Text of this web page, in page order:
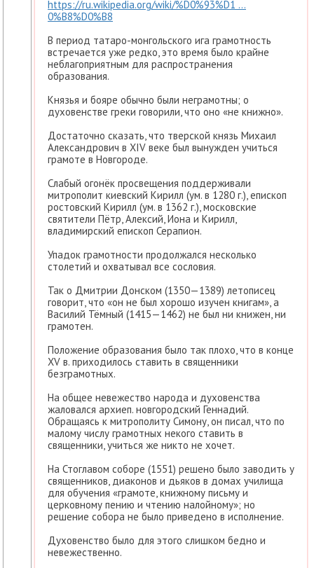
https://ru.wikipedia.org/wiki/%D0%93%D1 ...
0%B8%D0%B8
В период татаро-монгольского ига грамотность
встречается уже редко, это время было крайне
неблагоприятным для распространения
образования.
Князья и бояре обычно были неграмотны; о
духовенстве греки говорили, что оно «не книжно».
Достаточно сказать, что тверской князь Михаил
Александрович в XIV веке был вынужден учиться
грамоте в Новгороде.
Слабый огонёк просвещения поддерживали
митрополит киевский Кирилл (ум. в 1280 г.), епископ
ростовский Кирилл (ум. в 1362 г.), московские
святители Пётр, Алексий, Иона и Кирилл,
владимирский епископ Серапион.
Упадок грамотности продолжался несколько
столетий и охватывал все сословия.
Так о Дмитрии Донском (1350—1389) летописец
говорит, что «он не был хорошо изучен книгам», а
Василий Тёмный (1415—1462) не был ни книжен, ни
грамотен.
Положение образования было так плохо, что в конце
XV в. приходилось ставить в священники
безграмотных.
На общее невежество народа и духовенства
жаловался архиеп. новгородский Геннадий.
Обращаясь к митрополиту Симону, он писал, что по
малому числу грамотных некого ставить в
священники, учиться же никто не хочет.
На Стоглавом соборе (1551) решено было заводить у
священников, диаконов и дьяков в домах училища
для обучения «грамоте, книжному письму и
церковному пению и чтению налойному»; но
решение собора не было приведено в исполнение.
Духовенство было для этого слишком бедно и
невежественно.